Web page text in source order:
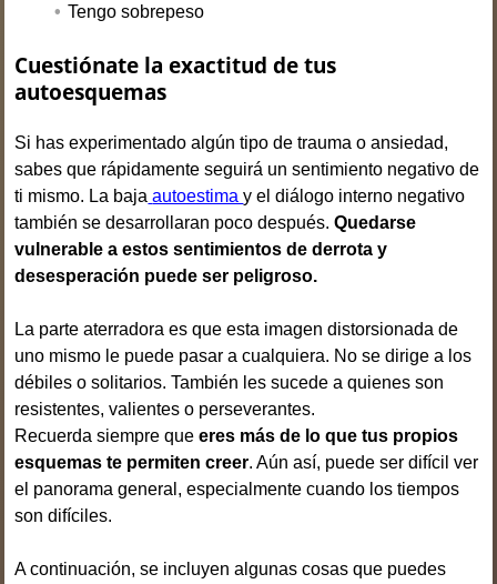
Tengo sobrepeso
Cuestiónate la exactitud de tus
autoesquemas
Si has experimentado algún tipo de trauma o ansiedad,
sabes que rápidamente seguirá un sentimiento negativo de
ti mismo. La baja autoestimay el diálogo interno negativo
también se desarrollaran poco después.Quedarse
vulnerable a estos sentimientos de derrota y
desesperación puede ser peligroso.
La parte aterradora es que esta imagen distorsionada de
uno mismo le puede pasar a cualquiera. No se dirige a los
débiles o solitarios. También les sucede a quienes son
resistentes, valientes o perseverantes.
Recuerda siempre queeres más de lo que tus propios
esquemas te permiten creer. Aún así, puede ser difícil ver
el panorama general, especialmente cuando los tiempos
son difíciles.
A continuación, se incluyen algunas cosas que puedes